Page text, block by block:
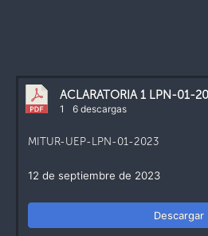
ACLARATORIA 1 LPN-01-
1 6 descargas
MITUR-UEP-LPN-01-2023
12 de septiembre de 2023
Descargar